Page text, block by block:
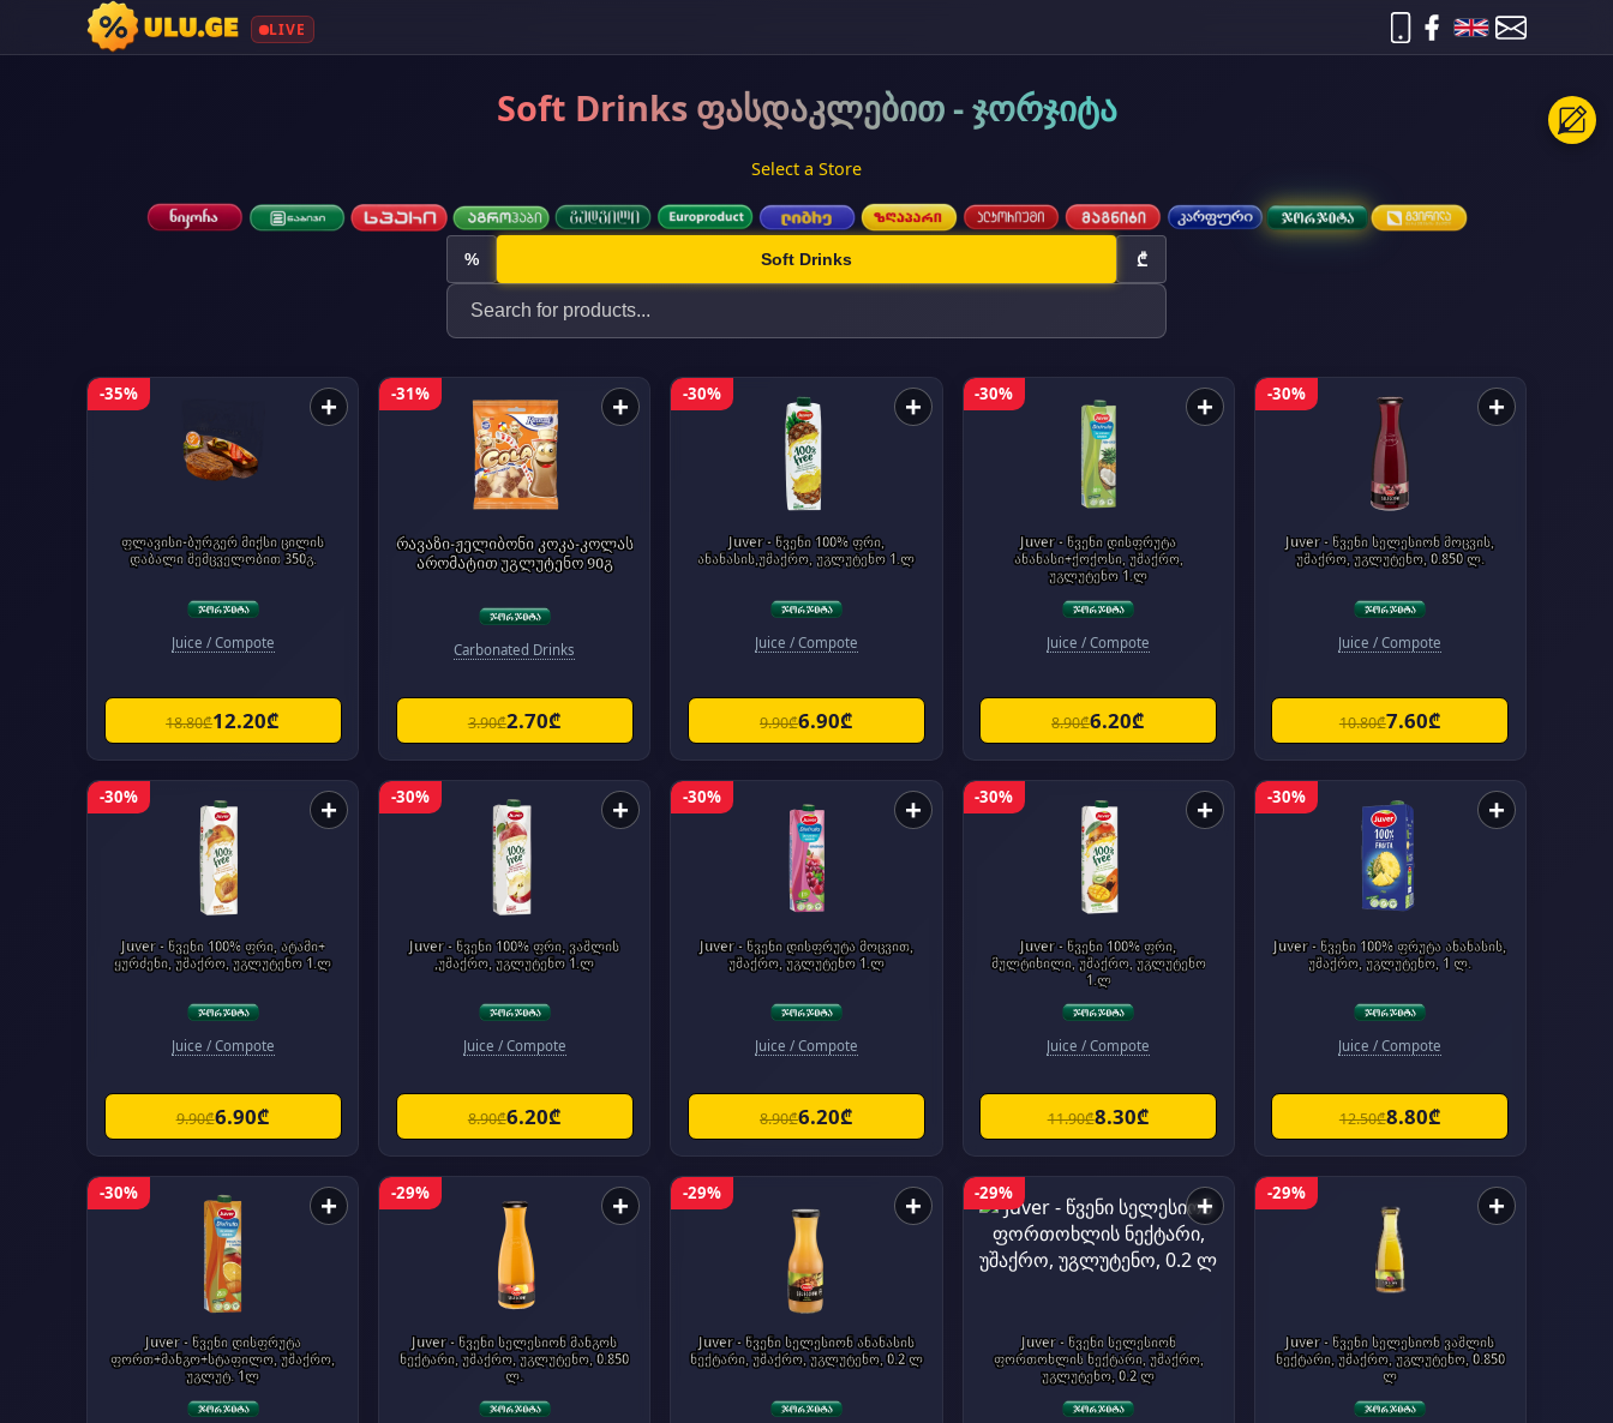
LIVE
Soft Drinks ფასდაკლებით - ჯორჯიტა
Select a Store
% Soft Drinks ₾
-35% +
ფლავისი-ბურგერ მიქსი ცილის
დაბალი შემცველობით 350გ.
Juice / Compote
18.80₾12.20₾
-31% +
რავაზი-ჟელიბონი კოკა-კოლას
არომატით უგლუტენო 90გ
Carbonated Drinks
3.90₾2.70₾
-30% +
Juver - წვენი 100% ფრი,
ანანასის,უშაქრო, უგლუტენო 1.ლ
Juice / Compote
9.90₾6.90₾
-30% +
Juver - წვენი დისფრუტა
ანანასი+ქოქოსი, უშაქრო,
უგლუტენო 1.ლ
Juice / Compote
8.90₾6.20₾
-30% +
Juver - წვენი სელესიონ მოცვის,
უშაქრო, უგლუტენო, 0.850 ლ.
Juice / Compote
10.80₾7.60₾
-30% +
Juver - წვენი 100% ფრი, ატამი+
ყურძენი, უშაქრო, უგლუტენო 1.ლ
Juice / Compote
9.90₾6.90₾
-30% +
Juver - წვენი 100% ფრი, ვაშლის
,უშაქრო, უგლუტენო 1.ლ
Juice / Compote
8.90₾6.20₾
-30% +
Juver - წვენი დისფრუტა მოცვით,
უშაქრო, უგლუტენო 1.ლ
Juice / Compote
8.90₾6.20₾
-30% +
Juver - წვენი 100% ფრი,
მულტიხილი, უშაქრო, უგლუტენო
1.ლ
Juice / Compote
11.90₾8.30₾
-30% +
Juver - წვენი 100% ფრუტა ანანასის,
უშაქრო, უგლუტენო, 1 ლ.
Juice / Compote
12.50₾8.80₾
-30% +
Juver - წვენი დისფრუტა
ფორთ+მანგო+სტაფილო, უშაქრო,
უგლუტ. 1ლ
-29% +
Juver - წვენი სელესიონ მანგოს
ნექტარი, უშაქრო, უგლუტენო, 0.850
ლ.
-29% +
Juver - წვენი სელესიონ ანანასის
ნექტარი, უშაქრო, უგლუტენო, 0.2 ლ
-29% +
Juver - წვენი სელესიონ
ფორთოხლის ნექტარი, უშაქრო,
უგლუტენო, 0.2 ლ
-29% +
Juver - წვენი სელესიონ ვაშლის
ნექტარი, უშაქრო, უგლუტენო, 0.850
ლ